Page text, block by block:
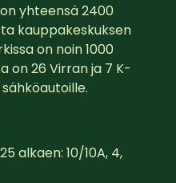
yhteensä 2400
kauppakeskuksen
on noin 1000
on 26 Virran ja 7 K-
alkaen: 10/10A, 4,